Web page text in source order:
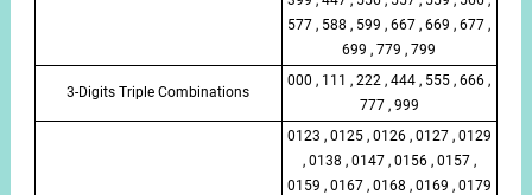
577 , 588 , 599 , 667 , 669 , 677 ,
699 , 779 , 799
3-Digits Triple Combinations
000 , 111 , 222 , 444 , 555 , 666 ,
777 , 999
0123 , 0125 , 0126 , 0127 , 0129
, 0138 , 0147 , 0156 , 0157 ,
0159 , 0167 , 0168 , 0169 , 0179